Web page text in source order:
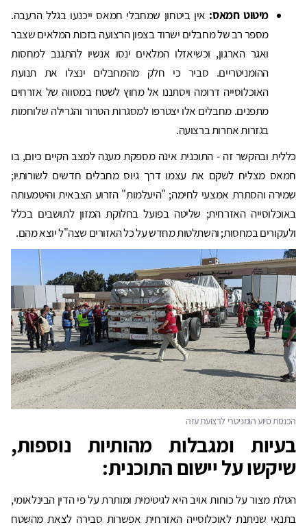
מיטוט חמאס: אין ביטחון שמחבלי חמאס ייכנעו בגלל הרעבה.
מספר רב של מחבלים ישרוד בצפון הרצועה בזכות המלאים שצבר
ואגר הארגון, וכשיאזלו המלאים ינסו אנשיו להתגנב למחסות
ההומניטריים. סביר כי חלק מהמחבלים ינצלו את תנועת
האוכלוסייה דרומה ויסתננו אל מחוץ לשטח במסווה של אזרחים
מתפנים. מחבלים אלו יצטרפו למסגרות הטרור והגרילה שלוחמות
בגזרות אחרות ברצועה.
כללית ובהקשר זה - התוכנית אינה מספקת מענה למצב הקיים כיום, בו
חמאס מצליח לשקם את עצמו דרך גיוס מחבלים חדשים לשורותיו;
שמירה והסתרת אמצעי לחימה; "היעלמות" הזרוע הצבאית והיטמעותה
באוכלוסייה האזרחית; שליטה בפועל בחלוקת המזון לתושבים בכלל
ולעקורים במחסות; והשתלטות מחדש על כל האזורים שצה"ל יוצא מהם.
בעיות ומגבלות מהותיות נוספות,
שיקשו על יישום התוכנית:
הטלת מצור על כוחות אויב היא לגיטימית ומותרת על פי הדין הבינלאומי,
בתנאי שניתנת לאוכלוסייה האזרחית אפשרות סבירה לצאת מהשטח